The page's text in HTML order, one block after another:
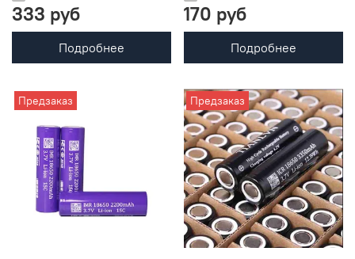
333 руб
Подробнее
170 руб
Подробнее
Предзаказ Предзаказ